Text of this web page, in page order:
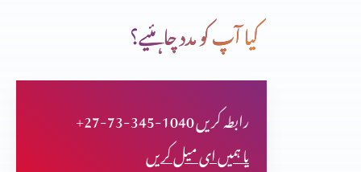
سمندری راستے
کیا مزامیر بھی سائنس کی تائیدکرتے ہیں؟(حصہ دوازدہم)
کیا آپ کو مدد چاہئیے؟
+27-73-345-1040 رابطہ کریں
یا ہمیں ای میل کریں